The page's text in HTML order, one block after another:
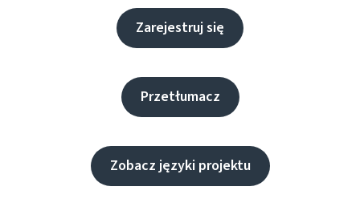
Zarejestruj się
Przetłumacz
Zobacz języki projektu